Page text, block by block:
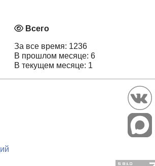
Всего
За все время: 1236
В прошлом месяце: 6
В текущем месяце: 1